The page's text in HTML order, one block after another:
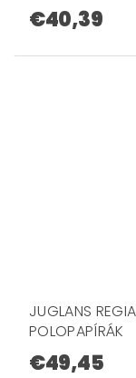
€40,39
JUGLANS
POLOPAPÍRÁK
€49,45